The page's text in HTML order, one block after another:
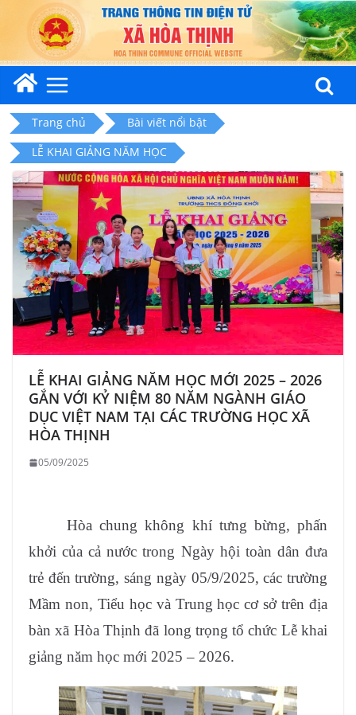
content
Trang chủ
Bài viết nổi bật
LỄ KHAI GIẢNG NĂM HỌC
LỄ KHAI GIẢNG NĂM HỌC MỚI 2025 – 2026
GẮN VỚI KỶ NIỆM 80 NĂM NGÀNH GIÁO
DỤC VIỆT NAM TẠI CÁC TRƯỜNG HỌC XÃ
HÒA THỊNH
05/09/2025
Hòa chung không khí tưng bừng, phấn
khởi của cả nước trong Ngày hội toàn dân đưa
trẻ đến trường, sáng ngày 05/9/2025, các trường
Mầm non, Tiểu học và Trung học cơ sở trên địa
bàn xã Hòa Thịnh đã long trọng tổ chức Lễ khai
giảng năm học mới 2025 – 2026.